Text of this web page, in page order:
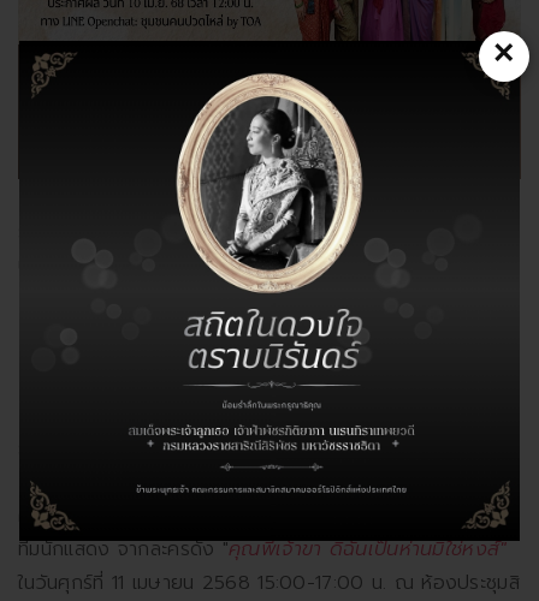
ราชวิทยาลัยแพทย์ออร์โธปิดิกส์ร่วมกับสมาคมออร์โธปิดิกส์แห่ง
ประเทศไทยและภาควิชาศัลยศาสตร์ออร์โธปิดิคส์และ
กายภาพบำบัด คณะแพทยศาสตร์ศิริราชพยาบาล
กำหนดจัดงานเสวนาวิชาการด้านสุขภาพ ในหัวข้อ "
เจ้าขา... ห่าน-หงส์ ไขปัญหา เรื่องข้อไหล่
รับฟัง และ สอบถาม ข้อมูล เกี่ยวกับ อาการและโรคทางข้อไหล่
โดยอาจารย์แพทย์ จาก ภาควิชาศัลยศาสตร์ออร์โธปิดิกส์
ศิริราช และ สมาคมออร์โธปิดิกส์แห่งประเทศไทย และ กระทบไหล่
ทีมนักแสดง จากละครดัง "คุณพี่เจ้าขา ดิฉันเป็นห่านมิใช่หงส์"
ในวันศุกร์ที่ 11 เมษายน 2568 15:00-17:00 น. ณ ห้องประชุมสิ
×